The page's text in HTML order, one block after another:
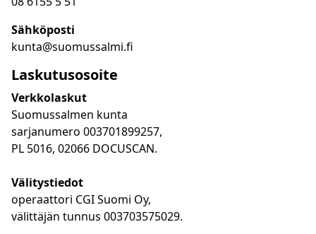
Sähköposti
kunta@suomussalmi.fi
Laskutusosoite
Verkkolaskut
Suomussalmen kunta
sarjanumero 003701899257,
PL 5016, 02066 DOCUSCAN.
Välitystiedot
operaattori CGI Suomi Oy,
välittäjän tunnus 003703575029.